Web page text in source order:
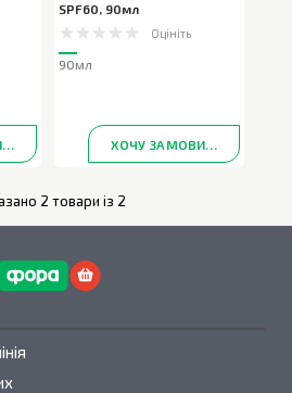
SPF60, 90мл
Оцініть
90мл
ХОЧУ ЗАМОВИТИ
2 товари із 2